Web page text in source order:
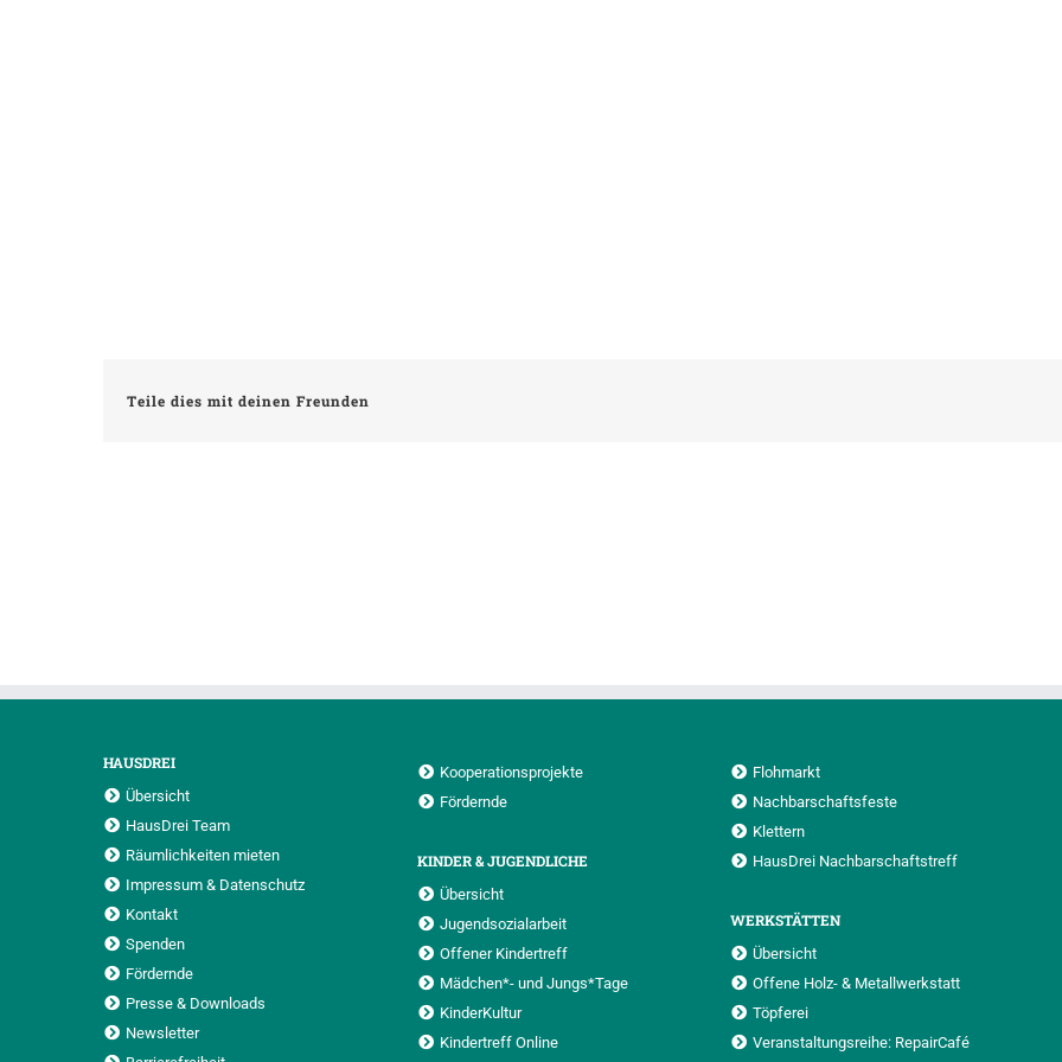
Teile dies mit deinen Freunden
HAUSDREI
Übersicht
HausDrei Team
Räumlichkeiten mieten
Impressum & Datenschutz
Kontakt
Spenden
Fördernde
Presse & Downloads
Newsletter
Kooperationsprojekte
Fördernde
KINDER & JUGENDLICHE
Übersicht
Jugendsozialarbeit
Offener Kindertreff
Mädchen*- und Jungs*Tage
KinderKultur
Kindertreff Online
Flohmarkt
Nachbarschaftsfeste
Klettern
HausDrei Nachbarschaftstreff
WERKSTÄTTEN
Übersicht
Offene Holz- & Metallwerkstatt
Töpferei
Veranstaltungsreihe: RepairCafé